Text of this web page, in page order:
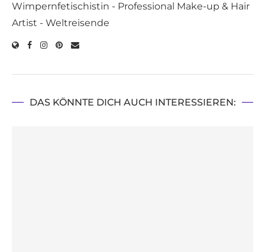
Wimpernfetischistin - Professional Make-up & Hair
Artist - Weltreisende
DAS KÖNNTE DICH AUCH INTERESSIEREN: